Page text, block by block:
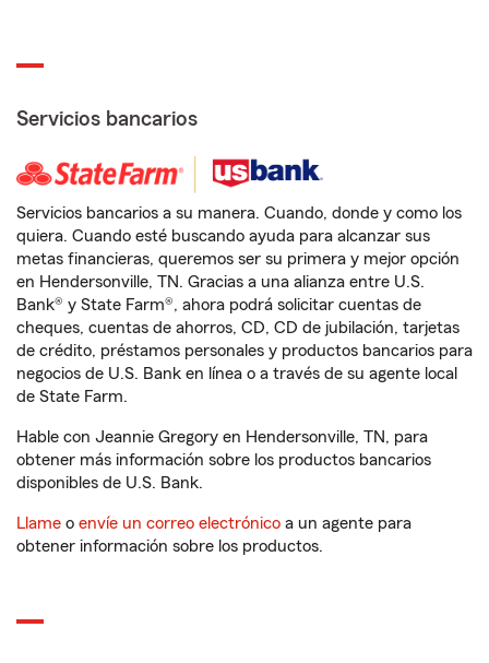
Servicios bancarios
Servicios bancarios a su manera. Cuando, donde y como los
quiera. Cuando esté buscando ayuda para alcanzar sus
metas financieras, queremos ser su primera y mejor opción
en Hendersonville, TN. Gracias a una alianza entre U.S.
Bank® y State Farm®, ahora podrá solicitar cuentas de
cheques, cuentas de ahorros, CD, CD de jubilación, tarjetas
de crédito, préstamos personales y productos bancarios para
negocios de U.S. Bank en línea o a través de su agente local
de State Farm.
Hable con Jeannie Gregory en Hendersonville, TN, para
obtener más información sobre los productos bancarios
disponibles de U.S. Bank.
Llame o envíe un correo electrónico a un agente para
obtener información sobre los productos.